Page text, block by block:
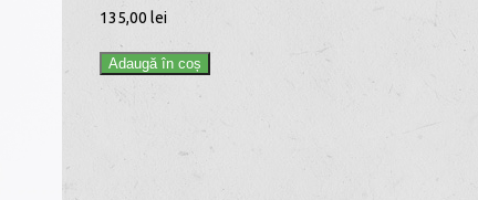
135,00 lei
Adaugă în coș